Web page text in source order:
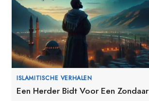
ISLAMITISCHE VERHALEN
Een Herder Bidt Voor Een Zondaar